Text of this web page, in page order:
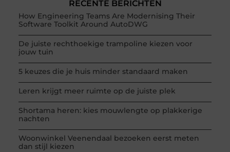
RECENTE BERICHTEN
How Engineering Teams Are Modernising Their
Software Toolkit Around AutoDWG
De juiste rechthoekige trampoline kiezen voor
jouw tuin
5 keuzes die je huis minder standaard maken
Leren krijgt meer ruimte op de juiste plek
Shortama heren: kies mouwlengte op plakkerige
nachten
Woonwinkel Veenendaal bezoeken eerst meten
dan stijl kiezen